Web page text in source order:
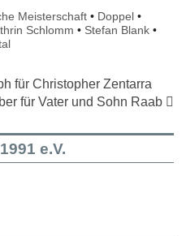
Meisterschaft • Doppel •
Schlomm • Stefan Blank •
für Christopher Zentarra
für Vater und Sohn Raab
e.V.